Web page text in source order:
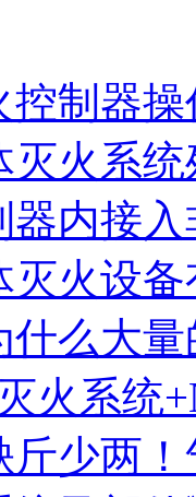
制器操
灭火系统
内接入
灭火设
么大量
火系统
少两！